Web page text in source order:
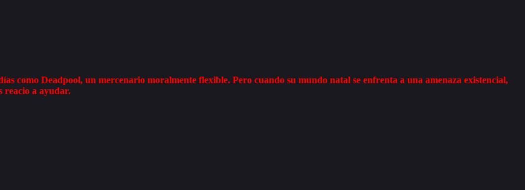
como Deadpool, un mercenario moralmente flexible. Pero cuando su mundo natal se enfrenta a una amenaza existencial,
reacio a ayudar.